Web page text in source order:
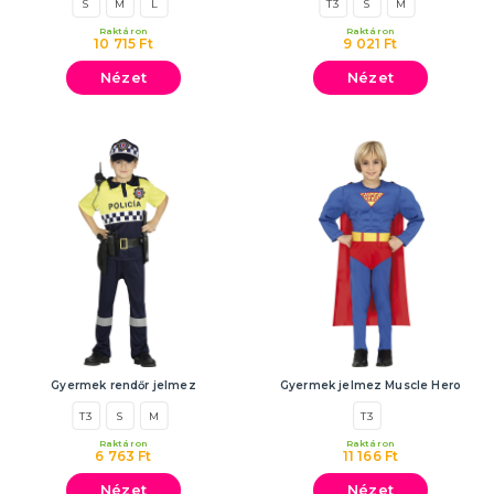
S M L
10 715 Ft
Raktáron
Nézet
T3 S M
9 021 Ft
Raktáron
Nézet
Gyermek rendőr jelmez
T3 S M
6 763 Ft
Raktáron
Nézet
Gyermek jelmez Muscle Hero
T3
11 166 Ft
Raktáron
Nézet